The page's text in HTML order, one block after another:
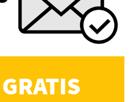
Juan: "Una mirada que construía un
lo único verdaderamente
eran los amigos y la literatura"